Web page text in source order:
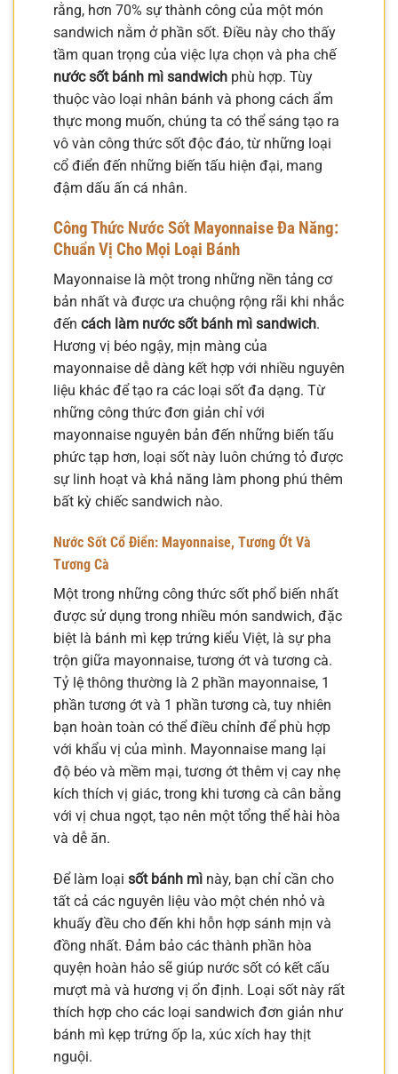
rằng, hơn 70% sự thành công của một món
sandwich nằm ở phần sốt. Điều này cho thấy
tầm quan trọng của việc lựa chọn và pha chế
nước sốt bánh mì sandwich phù hợp. Tùy
thuộc vào loại nhân bánh và phong cách ẩm
thực mong muốn, chúng ta có thể sáng tạo ra
vô vàn công thức sốt độc đáo, từ những loại
cổ điển đến những biến tấu hiện đại, mang
đậm dấu ấn cá nhân.
Công Thức Nước Sốt Mayonnaise Đa Năng:
Chuẩn Vị Cho Mọi Loại Bánh
Mayonnaise là một trong những nền tảng cơ
bản nhất và được ưa chuộng rộng rãi khi nhắc
đến cách làm nước sốt bánh mì sandwich.
Hương vị béo ngậy, mịn màng của
mayonnaise dễ dàng kết hợp với nhiều nguyên
liệu khác để tạo ra các loại sốt đa dạng. Từ
những công thức đơn giản chỉ với
mayonnaise nguyên bản đến những biến tấu
phức tạp hơn, loại sốt này luôn chứng tỏ được
sự linh hoạt và khả năng làm phong phú thêm
bất kỳ chiếc sandwich nào.
Nước Sốt Cổ Điển: Mayonnaise, Tương Ớt Và
Tương Cà
Một trong những công thức sốt phổ biến nhất
được sử dụng trong nhiều món sandwich, đặc
biệt là bánh mì kẹp trứng kiểu Việt, là sự pha
trộn giữa mayonnaise, tương ớt và tương cà.
Tỷ lệ thông thường là 2 phần mayonnaise, 1
phần tương ớt và 1 phần tương cà, tuy nhiên
bạn hoàn toàn có thể điều chỉnh để phù hợp
với khẩu vị của mình. Mayonnaise mang lại
độ béo và mềm mại, tương ớt thêm vị cay nhẹ
kích thích vị giác, trong khi tương cà cân bằng
với vị chua ngọt, tạo nên một tổng thể hài hòa
và dễ ăn.
Để làm loại sốt bánh mì này, bạn chỉ cần cho
tất cả các nguyên liệu vào một chén nhỏ và
khuấy đều cho đến khi hỗn hợp sánh mịn và
đồng nhất. Đảm bảo các thành phần hòa
quyện hoàn hảo sẽ giúp nước sốt có kết cấu
mượt mà và hương vị ổn định. Loại sốt này rất
thích hợp cho các loại sandwich đơn giản như
bánh mì kẹp trứng ốp la, xúc xích hay thịt
nguội.